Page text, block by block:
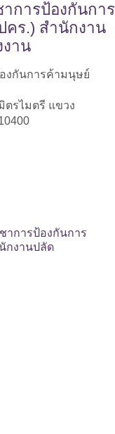
การป้องกันการ
คร.) สำนักงาน
งาน
งกันการค้ามนุษย์
ตรไมตรี แขวง
าการป้องกันการ
กงานปลัด